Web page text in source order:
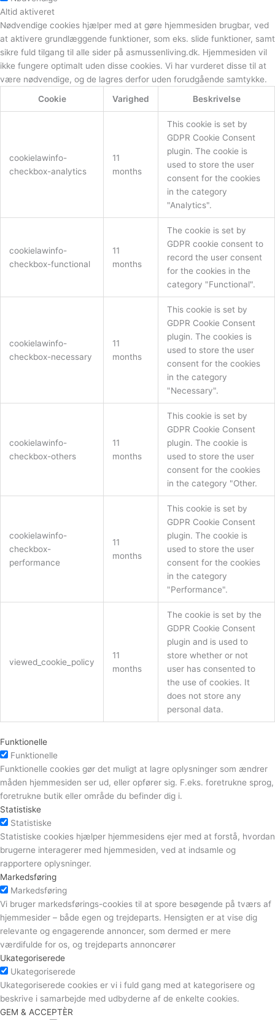
Altid aktiveret
Nødvendige cookies hjælper med at gøre hjemmesiden brugbar, ved
at aktivere grundlæggende funktioner, som eks. slide funktioner, samt
sikre fuld tilgang til alle sider på asmussenliving.dk. Hjemmesiden vil
ikke fungere optimalt uden disse cookies. Vi har vurderet disse til at
være nødvendige, og de lagres derfor uden forudgående samtykke.
Cookie
Varighed Beskrivelse
cookielawinfo-
checkbox-analytics
11
months
This cookie is set by
GDPR Cookie Consent
plugin. The cookie is
used to store the user
consent for the cookies
in the category
"Analytics".
cookielawinfo-
checkbox-functional
11
months
The cookie is set by
GDPR cookie consent to
record the user consent
for the cookies in the
category "Functional".
cookielawinfo-
checkbox-necessary
11
months
This cookie is set by
GDPR Cookie Consent
plugin. The cookies is
used to store the user
consent for the cookies
in the category
"Necessary".
cookielawinfo-
checkbox-others
11
months
This cookie is set by
GDPR Cookie Consent
plugin. The cookie is
used to store the user
consent for the cookies
in the category "Other.
cookielawinfo-
checkbox-
performance
11
months
This cookie is set by
GDPR Cookie Consent
plugin. The cookie is
used to store the user
consent for the cookies
in the category
"Performance".
viewed_cookie_policy
11
months
The cookie is set by the
GDPR Cookie Consent
plugin and is used to
store whether or not
user has consented to
the use of cookies. It
does not store any
personal data.
Funktionelle
Funktionelle
Funktionelle cookies gør det muligt at lagre oplysninger som ændrer
måden hjemmesiden ser ud, eller opfører sig. F.eks. foretrukne sprog,
foretrukne butik eller område du befinder dig i.
Statistiske
Statistiske
Statistiske cookies hjælper hjemmesidens ejer med at forstå, hvordan
brugerne interagerer med hjemmesiden, ved at indsamle og
rapportere oplysninger.
Markedsføring
Markedsføring
Vi bruger markedsførings-cookies til at spore besøgende på tværs af
hjemmesider – både egen og trejdeparts. Hensigten er at vise dig
relevante og engagerende annoncer, som dermed er mere
værdifulde for os, og trejdeparts annoncører
Ukategoriserede
Ukategoriserede
Ukategoriserede cookies er vi i fuld gang med at kategorisere og
beskrive i samarbejde med udbyderne af de enkelte cookies.
GEM & ACCEPTÈR